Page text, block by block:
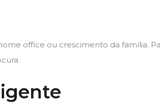
office ou crescimento da família.